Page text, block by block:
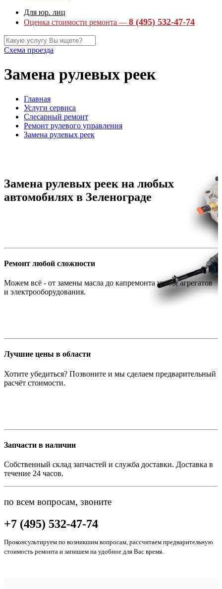
Для юр. лиц
Оценка стоимости ремонта — 8 (495) 532-47-74
Схема проезда
Замена рулевых реек
Главная
Услуги сервиса
Слесарный ремонт
Ремонт рулевого управления
Замена рулевых реек
Замена рулевых реек на любых
автомобилях в Зеленограде
Ремонт любой сложности
Можем всё - от замены масла до капремонта узлов, агрегатов
и электрооборудования.
Лучшие цены в области
Хотите убедиться? Позвоните и мы сделаем предварительный
расчёт стоимости.
Запчасти в наличии
Собственный склад запчастей и служба доставки. Доставка в
течение 24 часов.
по всем вопросам, звоните
+7 (495) 532-47-74
Проконсультируем по возникшим вопросам, рассчитаем предварительную
стоимость ремонта и запишем на удобное для Вас время.